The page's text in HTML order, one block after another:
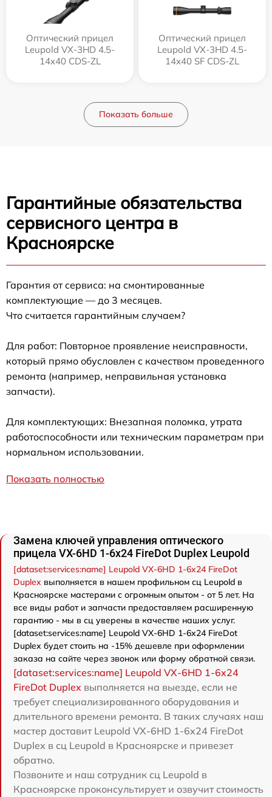
Оптический прицел
Leupold VX-3HD 4.5-
14x40 CDS-ZL
Оптический прицел
Leupold VX-3HD 4.5-
14x40 SF CDS-ZL
Показать больше
Гарантийные обязательства
сервисного центра в
Красноярске
Гарантия от сервиса: на смонтированные
комплектующие — до 3 месяцев.
Что считается гарантийным случаем?
Для работ: Повторное проявление неисправности,
который прямо обусловлен с качеством проведенного
ремонта (например, неправильная установка
запчасти).
Для комплектующих: Внезапная поломка, утрата
работоспособности или техническим параметрам при
нормальном использовании.
Показать полностью
Замена ключей управления оптического
прицела VX-6HD 1-6x24 FireDot Duplex Leupold
[dataset:services:name] Leupold VX-6HD 1-6x24 FireDot
Duplex выполняется в нашем профильном сц Leupold в
Красноярске мастерами с огромным опытом - от 5 лет. На
все виды работ и запчасти предоставляем расширенную
гарантию - мы в сц уверены в качестве наших услуг.
[dataset:services:name] Leupold VX-6HD 1-6x24 FireDot
Duplex будет стоить на -15% дешевле при оформлении
заказа на сайте через звонок или форму обратной связи.
[dataset:services:name] Leupold VX-6HD 1-6x24
FireDot Duplex выполняется на выезде, если не
требует специализированного оборудования и
длительного времени ремонта. В таких случаях наш
мастер доставит Leupold VX-6HD 1-6x24 FireDot
Duplex в сц Leupold в Красноярске и привезет
обратно.
Позвоните и наш сотрудник сц Leupold в
Красноярске проконсультирует и озвучит стоимость